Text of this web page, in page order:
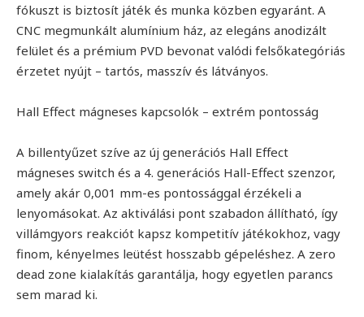
fókuszt is biztosít játék és munka közben egyaránt. A
CNC megmunkált alumínium ház, az elegáns anodizált
felület és a prémium PVD bevonat valódi felsőkategóriás
érzetet nyújt – tartós, masszív és látványos.
Hall Effect mágneses kapcsolók – extrém pontosság
A billentyűzet szíve az új generációs Hall Effect
mágneses switch és a 4. generációs Hall-Effect szenzor,
amely akár 0,001 mm-es pontossággal érzékeli a
lenyomásokat. Az aktiválási pont szabadon állítható, így
villámgyors reakciót kapsz kompetitív játékokhoz, vagy
finom, kényelmes leütést hosszabb gépeléshez. A zero
dead zone kialakítás garantálja, hogy egyetlen parancs
sem marad ki.